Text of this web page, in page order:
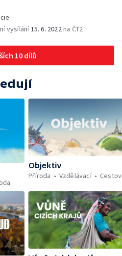
vysílání15. 6. 2022na ČT2
10 dílů
Objektiv
Příroda
Vzdělávací